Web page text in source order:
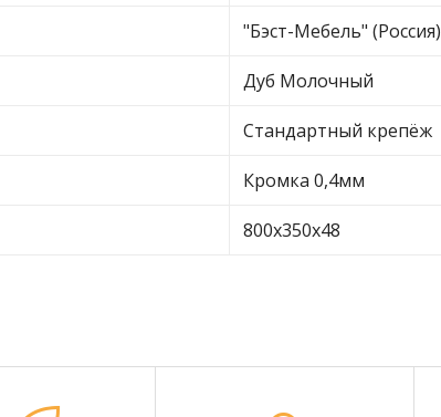
"Бэст-Мебель" (Россия)
Дуб Молочный
Стандартный крепёж
Кромка 0,4мм
800х350х48